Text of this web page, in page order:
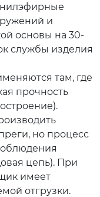
и
основы на 30-
службы изделия
там, где
прочность
но процесс
цепь). При
имеет
отгрузки.